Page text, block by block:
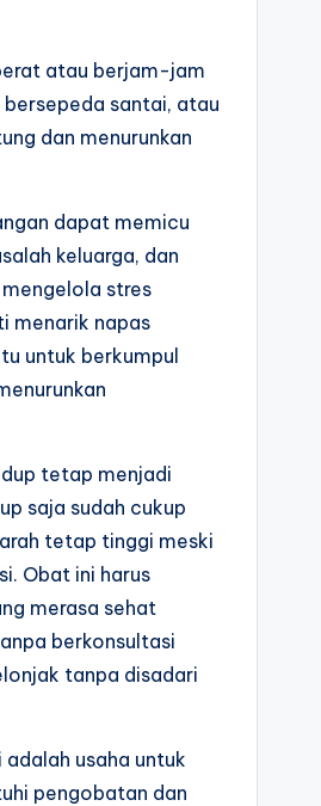
atau berjam-jam
santai, atau
dan menurunkan
dapat memicu
keluarga, dan
stres
menarik napas
untuk berkumpul
tetap menjadi
saja sudah cukup
tetap tinggi meski
Obat ini harus
merasa sehat
berkonsultasi
tanpa disadari
usaha untuk
pengobatan dan